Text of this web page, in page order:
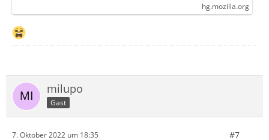
hg.mozilla.org
milupo
Gast
7. Oktober 2022 um 18:35 #7